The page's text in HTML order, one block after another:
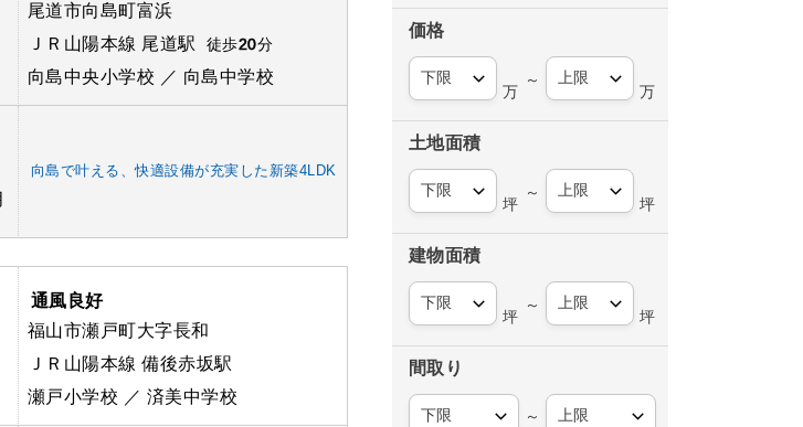
尾道市向島町富浜
ＪＲ山陽本線 尾道駅
徒歩20分
向島中央小学校 ／ 向島中学校
向島で叶える、快適設備が充実した新築4LDK
通風良好
福山市瀬戸町大字長和
ＪＲ山陽本線 備後赤坂駅
瀬戸小学校 ／ 済美中学校
価格
万
～
万
土地面積
坪
～
坪
建物面積
坪
～
坪
間取り
～